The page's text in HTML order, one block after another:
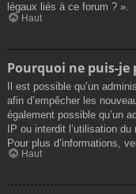
légaux liés à ce forum ? ».
Haut
Pourquoi ne puis-je
Il est possible qu’un
afin d’empêcher les
également possible qu’un
IP ou interdit l’utilisation du
Pour plus d’informations,
Haut